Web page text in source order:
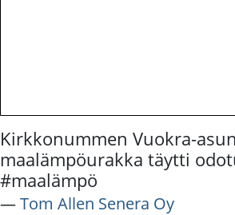
Kirkkonummen Vuokra-
maalämpöurakka täytti
#maalämpö
―Tom Allen Senera Oy